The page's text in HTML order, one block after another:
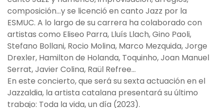
composición…y se licenció en canto Jazz por la
ESMUC. A lo largo de su carrera ha colaborado con
artistas como Eliseo Parra, Lluís Llach, Gino Paoli,
Stefano Bollani, Rocio Molina, Marco Mezquida, Jorge
Drexler, Hamilton de Holanda, Toquinho, Joan Manuel
Serrat, Javier Colina, Raül Refree…
En este concierto, que será su sexta actuación en el
Jazzaldia, la artista catalana presentará su último
trabajo: Toda la vida, un día (2023).